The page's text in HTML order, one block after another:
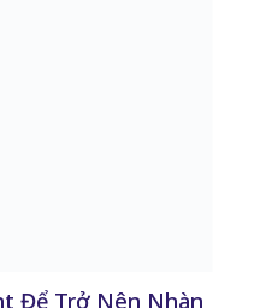
Để Trở Nên Nhàn